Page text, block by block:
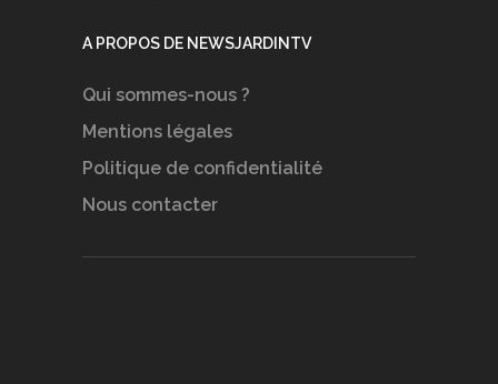
A PROPOS DE NEWSJARDINTV
Qui sommes-nous ?
Mentions légales
Politique de confidentialité
Nous contacter